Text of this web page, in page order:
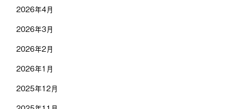
2026年4月
2026年3月
2026年2月
2026年1月
2025年12月